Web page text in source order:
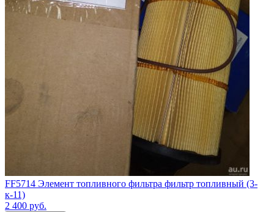
FF5714 Элемент топливного фильтра фильтр топливный (3-
к-11)
2 400 руб.